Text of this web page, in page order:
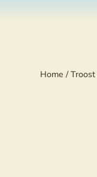
Home /Troost